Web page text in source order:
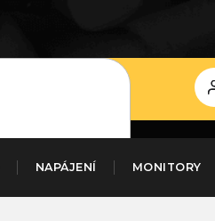
NAPÁJENÍ MONITORY